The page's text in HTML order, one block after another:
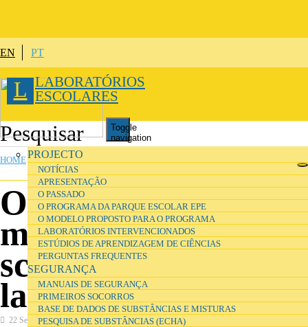
EN PT
L LABORATÓRIOS
ESCOLARES
Toggle
navigation
PROJECTO
NOTÍCIAS
APRESENTAÇÃO
O PASSADO
O PROGRAMA DA PARQUE ESCOLAR EPE
O MODELO PROPOSTO PARA O PROGRAMA
LABORATÓRIOS INTERVENCIONADOS
ESTÚDIOS DE APRENDIZAGEM DE CIÊNCIAS
PERGUNTAS FREQUENTES
SEGURANÇA
MANUAIS DE SEGURANÇA
PRIMEIROS SOCORROS
BASE DE DADOS DE SUBSTÂNCIAS E MISTURAS
PESQUISA DE SUBSTÂNCIAS (ECHA)
YOU ARE HERE
HOME
Organisation and
management of
school science
laboratories
22 September 2021 Ensino e Formação